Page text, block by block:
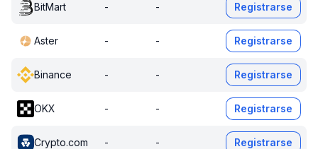
BitMart - - Registrarse
Aster - - Registrarse
Binance - - Registrarse
OKX - - Registrarse
Crypto.com - - Registrarse